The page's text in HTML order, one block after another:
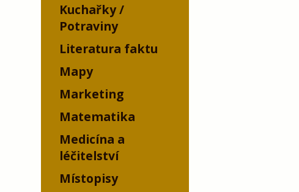
Kuchařky /
Potraviny
Literatura faktu
Mapy
Marketing
Matematika
Medicína a
léčitelství
Místopisy